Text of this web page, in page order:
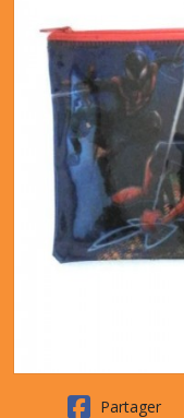
Partager